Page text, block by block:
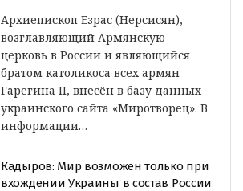
Архиепископ Езрас (Нерсисян),
возглавляющий Армянскую
церковь в России и являющийся
братом католикоса всех армян
Гарегина II, внесён в базу данных
украинского сайта «Миротворец». В
информации…
Кадыров: Мир возможен только при
вхождении Украины в состав России